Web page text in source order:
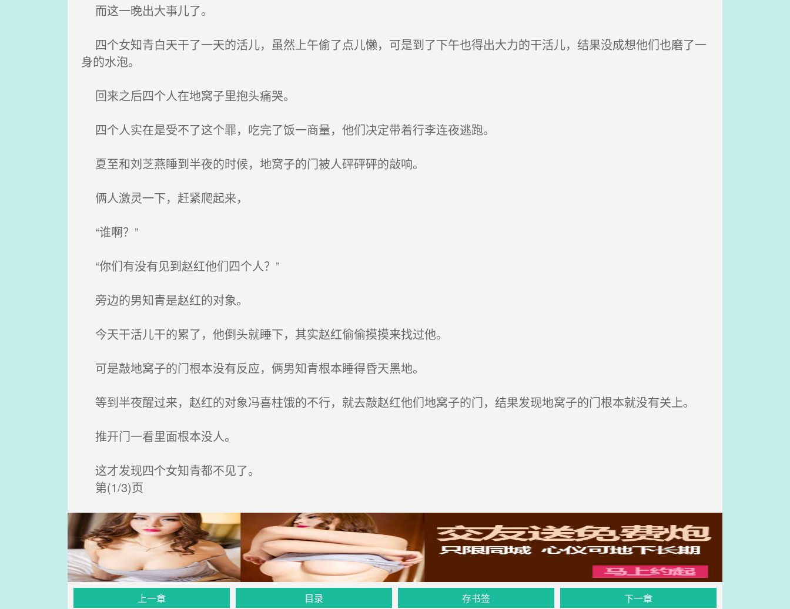
而这一晚出大事儿了。
四个女知青白天干了一天的活儿，虽然上午偷了点儿懒，可是到了下午也得出大力的干活儿，结果没成想他们也磨了一
身的水泡。
回来之后四个人在地窝子里抱头痛哭。
四个人实在是受不了这个罪，吃完了饭一商量，他们决定带着行李连夜逃跑。
夏至和刘芝燕睡到半夜的时候，地窝子的门被人砰砰砰的敲响。
俩人激灵一下，赶紧爬起来，
“谁啊？”
“你们有没有见到赵红他们四个人？”
旁边的男知青是赵红的对象。
今天干活儿干的累了，他倒头就睡下，其实赵红偷偷摸摸来找过他。
可是敲地窝子的门根本没有反应，俩男知青根本睡得昏天黑地。
等到半夜醒过来，赵红的对象冯喜柱饿的不行，就去敲赵红他们地窝子的门，结果发现地窝子的门根本就没有关上。
推开门一看里面根本没人。
这才发现四个女知青都不见了。
第(1/3)页
上一章 目录 存书签 下一章